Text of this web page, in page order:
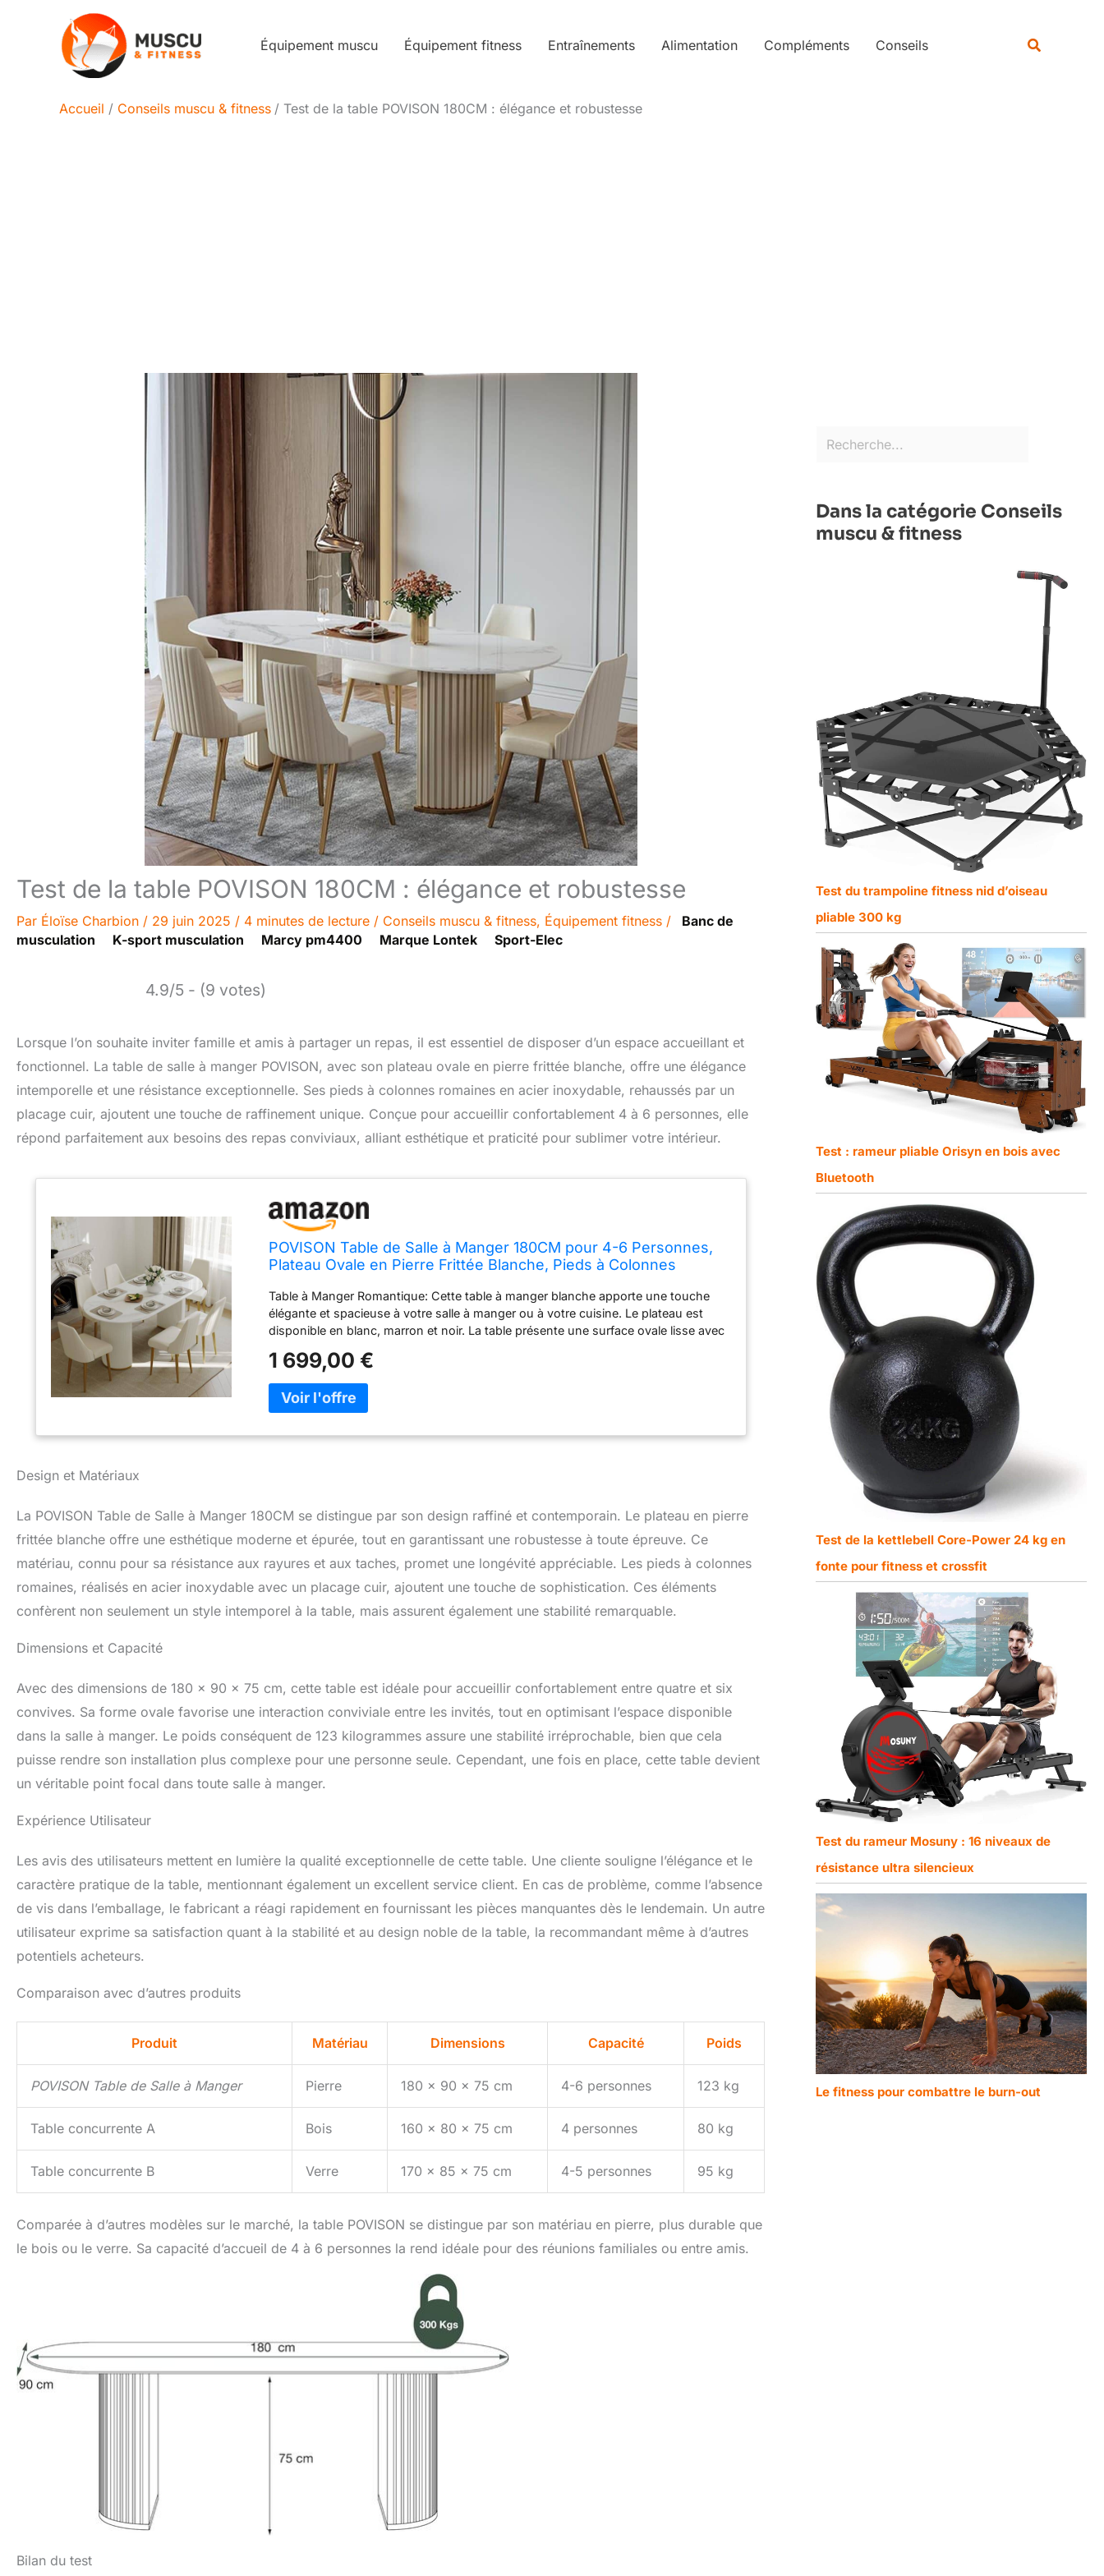
Équipement muscu Équipement fitness Entraînements Alimentation Compléments Conseils
Accueil Conseils muscu & fitness Test de la table POVISON 180CM : élégance et robustesse
Test de la table POVISON 180CM : élégance et robustesse
Par Éloïse Charbion / 29 juin 2025 / 4 minutes de lecture / Conseils muscu & fitness, Équipement fitness /
Banc de
musculation
K-sport musculation Marcy pm4400 Marque Lontek Sport-Elec
4.9/5 - (9 votes)
Lorsque l’on souhaite inviter famille et amis à partager un repas, il est essentiel de disposer d’un espace accueillant et
fonctionnel. La table de salle à manger POVISON, avec son plateau ovale en pierre frittée blanche, offre une élégance
intemporelle et une résistance exceptionnelle. Ses pieds à colonnes romaines en acier inoxydable, rehaussés par un
placage cuir, ajoutent une touche de raffinement unique. Conçue pour accueillir confortablement 4 à 6 personnes, elle
répond parfaitement aux besoins des repas conviviaux, alliant esthétique et praticité pour sublimer votre intérieur.
POVISON Table de Salle à Manger 180CM pour 4-6 Personnes,
Plateau Ovale en Pierre Frittée Blanche, Pieds à Colonnes
Table à Manger Romantique: Cette table à manger blanche apporte une touche
élégante et spacieuse à votre salle à manger ou à votre cuisine. Le plateau est
disponible en blanc, marron et noir. La table présente une surface ovale lisse avec
sculpturale. Plateau de Table Ovale: La pierre frittée de 12 mm est certifiée NSF en
tant que matériau vert avec une surface de qualité alimentaire, sans radiation. Elle
répond aux normes de radioactivité de classe A et est sûre et inoffensive pour le
corps humain. Pieds de table élégants : les pieds de la table, en forme de colonne
romaine, ont un sens de la ligne et de la tridimensionnalité qui s'apparente à celui
facile en tournant simplement les vis qui maintiennent le plateau de la table et les
pieds ensemble. Dimensions et livraison de cette table de salle à manger :
colis (plateau + pieds de table) en même temps à votre porte. Si la route devant
votre maison est étroite, la livraison se fera uniquement sur la route principale la
plus proche.
1 699,00 €
Design et Matériaux
La POVISON Table de Salle à Manger 180CM se distingue par son design raffiné et contemporain. Le plateau en pierre
frittée blanche offre une esthétique moderne et épurée, tout en garantissant une robustesse à toute épreuve. Ce
matériau, connu pour sa résistance aux rayures et aux taches, promet une longévité appréciable. Les pieds à colonnes
romaines, réalisés en acier inoxydable avec un placage cuir, ajoutent une touche de sophistication. Ces éléments
confèrent non seulement un style intemporel à la table, mais assurent également une stabilité remarquable.
Dimensions et Capacité
Avec des dimensions de 180 x 90 x 75 cm, cette table est idéale pour accueillir confortablement entre quatre et six
convives. Sa forme ovale favorise une interaction conviviale entre les invités, tout en optimisant l’espace disponible
dans la salle à manger. Le poids conséquent de 123 kilogrammes assure une stabilité irréprochable, bien que cela
puisse rendre son installation plus complexe pour une personne seule. Cependant, une fois en place, cette table devient
un véritable point focal dans toute salle à manger.
Expérience Utilisateur
Les avis des utilisateurs mettent en lumière la qualité exceptionnelle de cette table. Une cliente souligne l’élégance et le
caractère pratique de la table, mentionnant également un excellent service client. En cas de problème, comme l’absence
de vis dans l’emballage, le fabricant a réagi rapidement en fournissant les pièces manquantes dès le lendemain. Un autre
utilisateur exprime sa satisfaction quant à la stabilité et au design noble de la table, la recommandant même à d’autres
potentiels acheteurs.
Comparaison avec d’autres produits
Produit Matériau Dimensions Capacité Poids
POVISON Table de Salle à Manger Pierre 180 x 90 x 75 cm 4-6 personnes 123 kg
Table concurrente A Bois 160 x 80 x 75 cm 4 personnes 80 kg
Table concurrente B Verre 170 x 85 x 75 cm 4-5 personnes 95 kg
Comparée à d’autres modèles sur le marché, la table POVISON se distingue par son matériau en pierre, plus durable que
le bois ou le verre. Sa capacité d’accueil de 4 à 6 personnes la rend idéale pour des réunions familiales ou entre amis.
Bilan du test
Dans la catégorie Conseils
muscu & fitness
Test du trampoline fitness nid d’oiseau
pliable 300 kg
Test : rameur pliable Orisyn en bois avec
Bluetooth
Test de la kettlebell Core-Power 24 kg en
fonte pour fitness et crossfit
Test du rameur Mosuny : 16 niveaux de
résistance ultra silencieux
Le fitness pour combattre le burn-out